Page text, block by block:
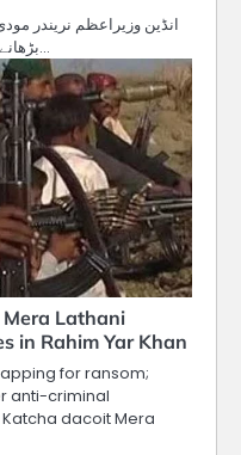
انڈین وزیراعظم نریندر
بڑھانے کے لیے ایک اہم بل کو تیزی سے منظور…
Lathani
in Rahim Yar Khan
for ransom;
anti-criminal
dacoit Mera